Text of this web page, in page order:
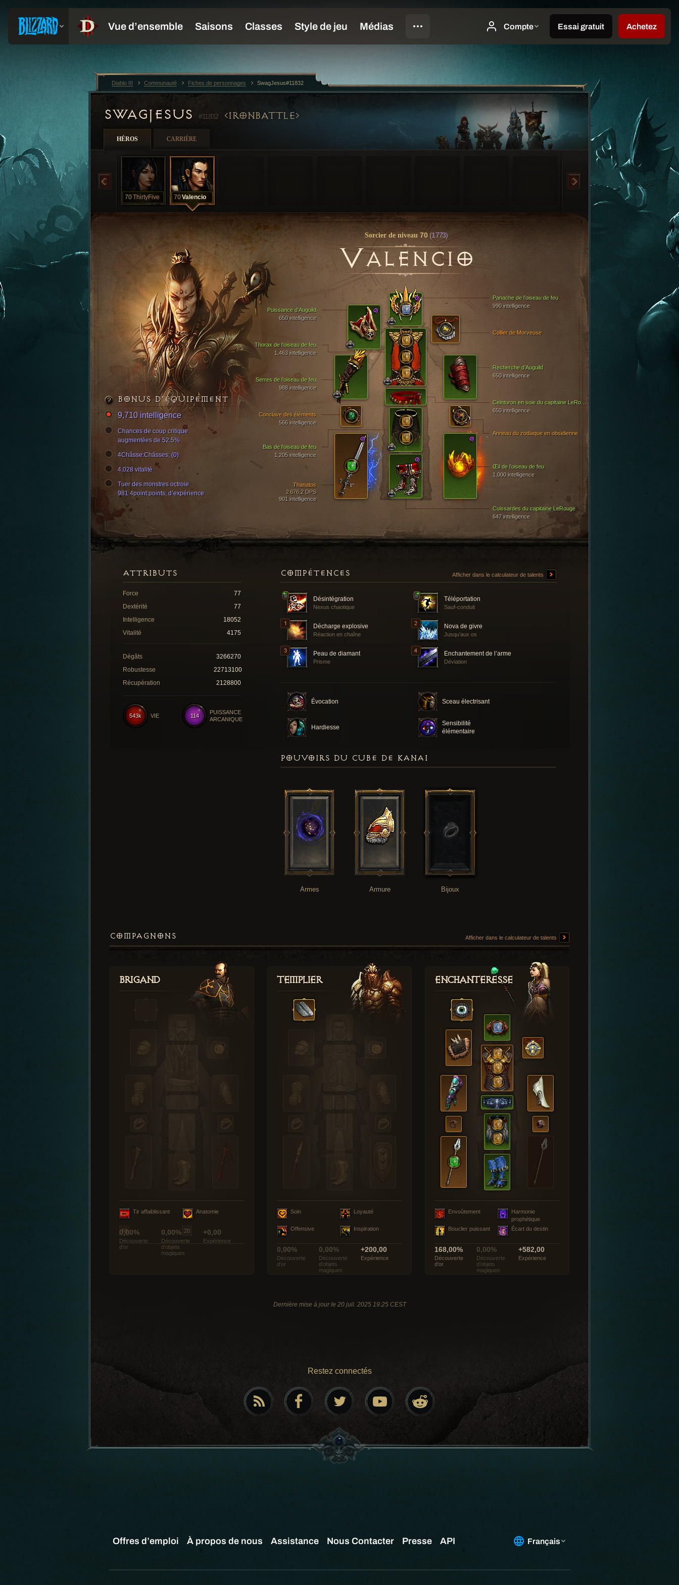
SWAGJESUS #11832 IRONBATTLE
HÉROS CARRIÈRE
70ThirtyFive 70Valencio
Sorcier de niveau70 (1 773)
VALENCIO
Panache de l’oiseau de feu
990 intelligence
Thorax de l’oiseau de feu
1,463 intelligence
Cuissardes du capitaine LeRouge
647 intelligence
Serres de l’oiseau de feu
988 intelligence
Puissance d’Auguild
650 intelligence
Bas de l’oiseau de feu
1,205 intelligence
Recherche d’Auguild
650 intelligence
Thanatos
2 676,2 DPS
901 intelligence
Œil de l’oiseau de feu
1,000 intelligence
Ceinturon en soie du capitaine LeRouge
650 intelligence
Anneau du zodiaque en obsidienne
Conclave des éléments
566 intelligence
Collier de Morveuse
BONUS D’ÉQUIPEMENT
9,710 intelligence
Chances de coup critique
augmentées de 52.5%
4Châsse:Châsses; (0)
4,028 vitalité
Tuer des monstres octroie
981 4point:points; d’expérience
COMPÉTENCES Afficher dans le calculateur de talents
Désintégration
Nexus chaotique
Téléportation
Sauf-conduit
Décharge explosive
Réaction en chaîne
Nova de givre
Jusqu’aux os
Peau de diamant
Prisme
Enchantement de l’arme
Déviation
Évocation Sceau électrisant
Hardiesse
Sensibilité
élémentaire
ATTRIBUTS
Force
77
Dextérité
77
Intelligence
18052
Vitalité
4175
Dégâts
3266270
Robustesse
22713100
Récupération
2128800
114
PUISSANCE
ARCANIQUE
543k VIE
POUVOIRS DU CUBE DE KANAI
Armes Armure Bijoux
COMPAGNONS Afficher dans le calculateur de talents
Brigand
Tir affaiblissant Anatomie
0,00%
Découverte
d’or
0,00%
Découverte
d’objets
magiques
+0,00
Expérience
Templier
Soin Loyauté
Offensive Inspiration
0,00%
Découverte
d’or
0,00%
Découverte
d’objets
magiques
+200,00
Expérience
Enchanteresse
Envoûtement
Harmonie
prophétique
Bouclier puissant
Écart du destin
168,00%
Découverte
d’or
0,00%
Découverte
d’objets
magiques
+582,00
Expérience
Dernière mise à jour le 20 juil. 2025 19:25 CEST
Restez connectés
Diablo III Communauté Fiches de personnages SwagJesus#11832